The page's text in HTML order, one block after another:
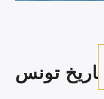
اريخ تونس